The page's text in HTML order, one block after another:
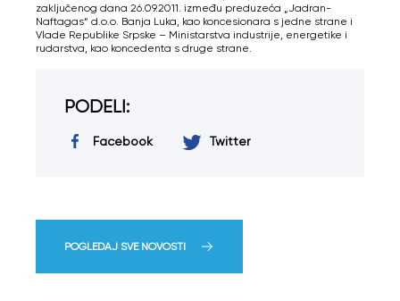
zaključenog dana 26.09.2011. između preduzeća „Jadran-
Naftagas“ d.o.o. Banja Luka, kao koncesionara s jedne strane i
Vlade Republike Srpske – Ministarstva industrije, energetike i
rudarstva, kao koncedenta s druge strane.
PODELI:
Facebook Twitter
POGLEDAJ SVE NOVOSTI